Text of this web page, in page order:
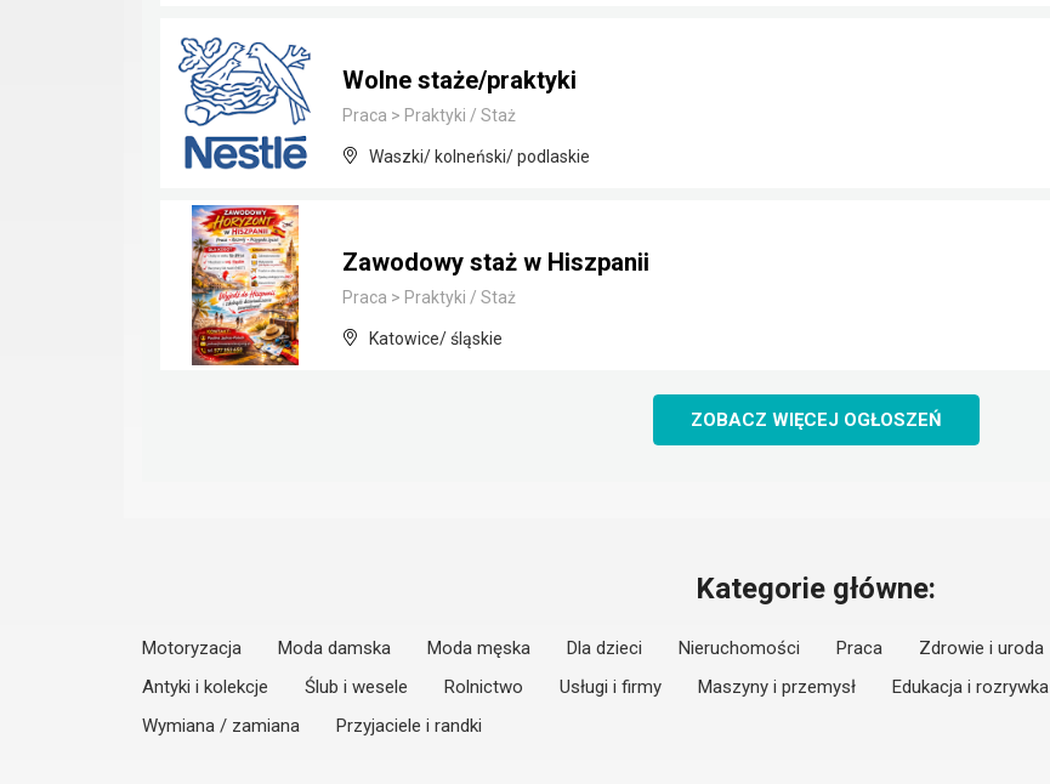
Wolne staże/praktyki
Praca > Praktyki / Staż
Waszki/ kolneński/ podlaskie
Zawodowy staż w Hiszpanii
Praca > Praktyki / Staż
Katowice/ śląskie
ZOBACZ WIĘCEJ OGŁOSZEŃ
Kategorie główne:
Motoryzacja Moda damska Moda męska Dla dzieci Nieruchomości Praca Zdrowie i uroda
Antyki i kolekcje
Ślub i wesele Rolnictwo Usługi i firmy Maszyny i przemysł Edukacja i rozrywka
Wymiana / zamiana
Przyjaciele i randki